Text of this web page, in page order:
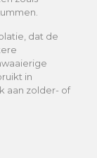
dat de
in
aan zolder- of